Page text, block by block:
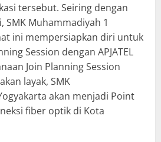
tersebut. Seiring dengan
SMK Muhammadiyah 1
ini mempersiapkan diri untuk
Session dengan APJATEL
Join Planning Session
layak, SMK
akan menjadi Point
fiber optik di Kota